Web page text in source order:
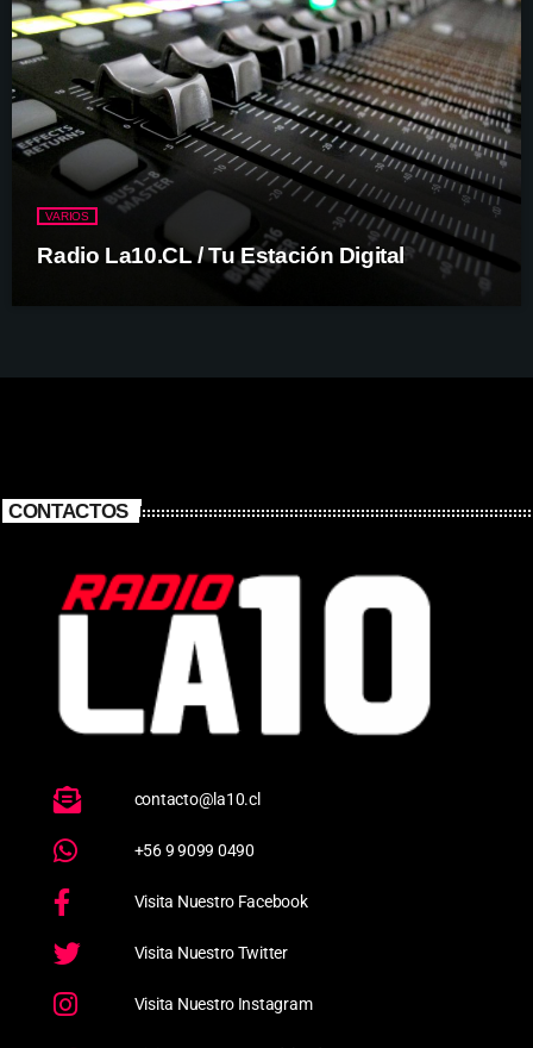
VARIOS
Radio La10.CL / Tu Estación Digital
CONTACTOS
contacto@la10.cl
+56 9 9099 0490
Visita Nuestro Facebook
Visita Nuestro Twitter
Visita Nuestro Instagram